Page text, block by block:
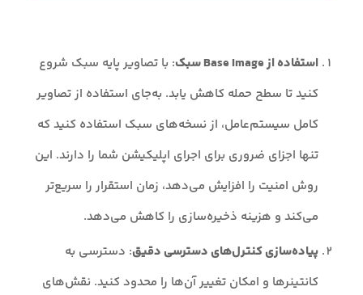
استفاده از Base Image سبک
: با تصاویر پایه سبک شروع
کنید تا سطح حمله کاهش یابد. به‌جای استفاده از تصاویر
کامل سیستم‌عامل، از نسخه‌های سبک استفاده کنید که
تنها اجزای ضروری برای اجرای اپلیکیشن شما را دارند. این
روش امنیت را افزایش می‌دهد، زمان استقرار را سریع‌تر
می‌کند و هزینه ذخیره‌سازی را کاهش می‌دهد.
پیاده‌سازی کنترل‌های دسترسی دقیق: دسترسی به
کانتینرها و امکان تغییر آن‌ها را محدود کنید. نقش‌های